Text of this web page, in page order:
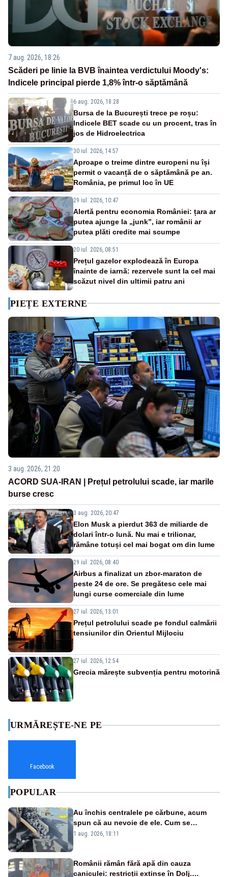
7 aug. 2026, 18:26
Scăderi pe linie la BVB înaintea verdictului Moody's:
Indicele principal pierde 1,8% într-o săptămână
6 aug. 2026, 18:28
Bursa de la București trece pe roșu:
Indicele BET scade cu un procent, tras în
jos de Hidroelectrica
30 iul. 2026, 14:57
Aproape o treime dintre europeni nu își
permit o vacanță de o săptămână pe an.
România, pe primul loc în UE
29 iul. 2026, 10:47
Alertă pentru economia României: țara ar
putea ajunge la „junk”, iar românii ar
putea plăti credite mai scumpe
20 iul. 2026, 08:51
Prețul gazelor explodează în Europa
înainte de iarnă: rezervele sunt la cel mai
scăzut nivel din ultimii patru ani
PIEȚE EXTERNE
3 aug. 2026, 21:20
ACORD SUA-IRAN | Prețul petrolului scade, iar marile
burse cresc
3 aug. 2026, 20:47
Elon Musk a pierdut 363 de miliarde de
dolari într-o lună. Nu mai e trilionar,
rămâne totuși cel mai bogat om din lume
29 iul. 2026, 08:40
Airbus a finalizat un zbor-maraton de
peste 24 de ore. Se pregătesc cele mai
lungi curse comerciale din lume
27 iul. 2026, 13:01
Prețul petrolului scade pe fondul calmării
tensiunilor din Orientul Mijlociu
27 iul. 2026, 12:54
Grecia mărește subvenția pentru motorină
URMĂREȘTE-NE PE
Facebook
POPULAR
Au închis centralele pe cărbune, acum
spun că au nevoie de ele. Cum se
pasează vina în plină criză energetică
1 aug. 2026, 18:11
Românii rămân fără apă din cauza
caniculei: restricții extinse în Dolj.